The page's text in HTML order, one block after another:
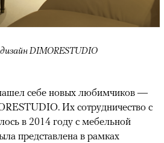
DIMORESTUDIO
себе новых любимчиков —
Их сотрудничество с
в 2014 году с мебельной
представлена в рамках